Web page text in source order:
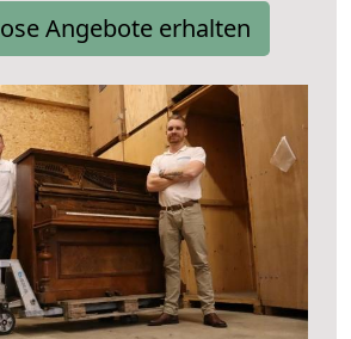
Angebote erhalten